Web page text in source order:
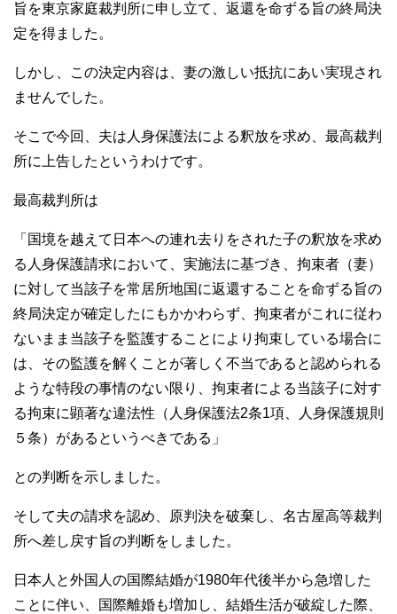
旨を東京家庭裁判所に申し立て、返還を命ずる旨の終局決
定を得ました。
しかし、この決定内容は、妻の激しい抵抗にあい実現され
ませんでした。
そこで今回、夫は人身保護法による釈放を求め、最高裁判
所に上告したというわけです。
最高裁判所は
「国境を越えて日本への連れ去りをされた子の釈放を求め
る人身保護請求において、実施法に基づき、拘束者（妻）
に対して当該子を常居所地国に返還することを命ずる旨の
終局決定が確定したにもかかわらず、拘束者がこれに従わ
ないまま当該子を監護することにより拘束している場合に
は、その監護を解くことが著しく不当であると認められる
ような特段の事情のない限り、拘束者による当該子に対す
る拘束に顕著な違法性（人身保護法2条1項、人身保護規則
５条）があるというべきである」
との判断を示しました。
そして夫の請求を認め、原判決を破棄し、名古屋高等裁判
所へ差し戻す旨の判断をしました。
日本人と外国人の国際結婚が1980年代後半から急増した
ことに伴い、国際離婚も増加し、結婚生活が破綻した際、